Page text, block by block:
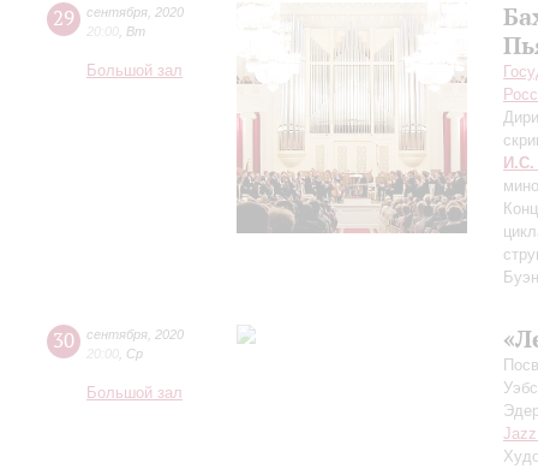
29 сентября 2020
20:00 Вт
Большой зал
И.С.
30 сентября 2020
20:00 Ср
Большой зал